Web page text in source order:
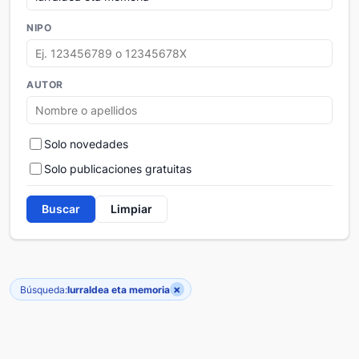
NIPO
AUTOR
Solo novedades
Solo publicaciones gratuitas
Buscar Limpiar
Búsqueda:lurraldea eta memoria ×